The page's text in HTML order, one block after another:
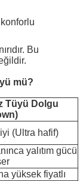
Bu
mü?
Tüyü Dolgu
(Ultra hafif)
yalıtım gücü
yüksek fiyatlı